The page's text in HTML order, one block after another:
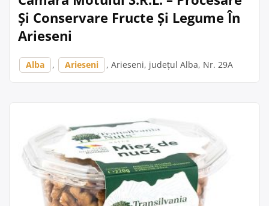
Și Conservare Fructe Și Legume În
Arieseni
Alba , Arieseni , Arieseni, județul Alba, Nr. 29A